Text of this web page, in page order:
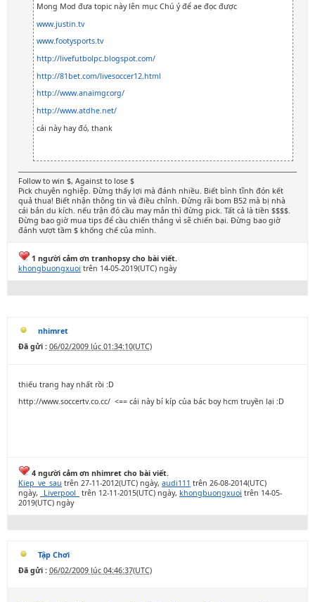
Mong Mod đưa topic này lên mục Chú ý để ae đọc được
www.justin.tv
www.footysports.tv
http://livefutbolpc.blogspot.com/
http://81bet.com/livesoccer12.html
http://www.anaimgr.org/
http://www.atdhe.net/
cái này hay đó, thank
Follow to win $, Against to lose $
Pick chuyên nghiệp. Đừng thấy lợi mà đánh nhiều. Biết bình tĩnh đón kết
quả thua! Biết nhận thông tin và điều chỉnh. Đừng rãi bom B52 mà bị nhà
cái bắn du kích. nếu trận đó cầu may mắn thì đừng pick. Tất cả là tiền $$$$.
Đừng bao giờ mua tips để cầu chiến thắng vì sẽ chiến bại. Đừng bao giờ
đánh vượt tầm $ khống chế của mình.
1 người cảm ơn tranhopsy cho bài viết.
khongbuongxuoi trên 14-05-2019(UTC) ngày
nhimret
Đã gửi : 06/02/2009 lúc 01:34:10(UTC)
thiếu trang hay nhất rồi :D
http://www.soccertv.co.cc/ <== cái này bí kíp của bác boy hcm truyền lại :D
4 người cảm ơn nhimret cho bài viết.
Kiep_ve_sau trên 27-11-2012(UTC) ngày, audi111 trên 26-08-2014(UTC)
ngày,
_Liverpool_ trên 12-11-2015(UTC) ngày, khongbuongxuoi trên 14-05-
2019(UTC) ngày
Tập Chơi
Đã gửi : 06/02/2009 lúc 04:46:37(UTC)